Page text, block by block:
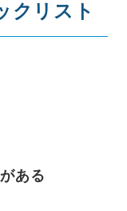
クリスト
ある